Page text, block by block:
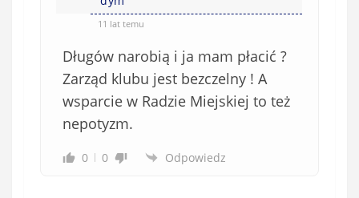
11 lat temu
Długów narobią i ja mam płacić ?
Zarząd klubu jest bezczelny ! A
wsparcie w Radzie Miejskiej to też
nepotyzm.
0 0 Odpowiedz